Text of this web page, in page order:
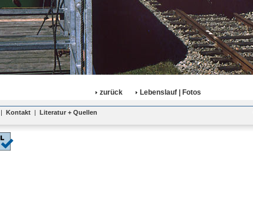
zurück
Lebenslauf | Fotos
| Kontakt | Literatur + Quellen